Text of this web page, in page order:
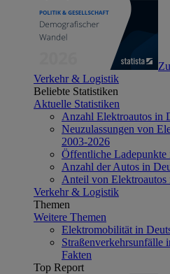
Verkehr & Logistik
Beliebte Statistiken
Aktuelle Statistiken
Anzahl Elektroautos in
Neuzulassungen von
2003-2026
Öffentliche
Anzahl der Autos in
Anteil von
Verkehr & Logistik
Themen
Weitere Themen
Elektromobilität in
Straßenverkehrsunfälle
Fakten
Top Report